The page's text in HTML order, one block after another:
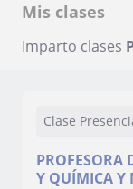
Mis clases
Imparto clases
Clase
PROFESORA
Y QUÍMICA Y